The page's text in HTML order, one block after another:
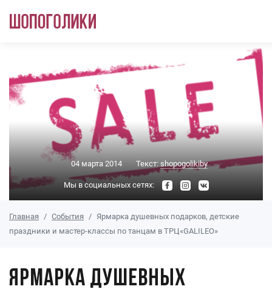
04 марта 2014 Текст: shopogolikiby
Мы в социальных сетях:
Главная События
Ярмарка душевных подарков, детские
праздники и мастер-классы по танцам в ТРЦ«GALILEO»
Ярмарка душевных